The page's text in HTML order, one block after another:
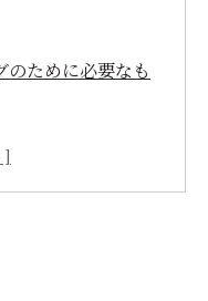
のために必要なも